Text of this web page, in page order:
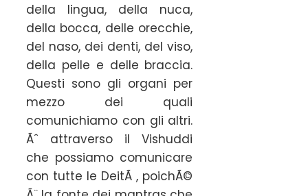
della lingua, della nuca,
della bocca, delle orecchie,
del naso, dei denti, del viso,
della pelle e delle braccia.
Questi sono gli organi per
mezzo dei quali
comunichiamo con gli altri.
Ãˆ attraverso il Vishuddi
che possiamo comunicare
con tutte le DeitÃ , poichÃ©